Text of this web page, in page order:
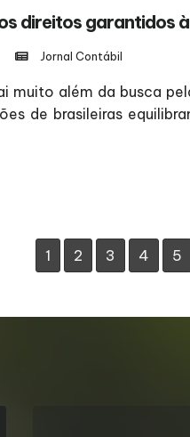
direitos garantidos
Jornal Contábil
muito além da busca
de brasileiras
1 2 3 4 5